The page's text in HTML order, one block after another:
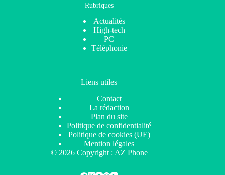
Rubriques
Actualités
High-tech
PC
Téléphonie
Liens utiles
Contact
La rédaction
Plan du site
Politique de confidentialité
Politique de cookies (UE)
Mention légales
© 2026 Copyright : AZ Phone